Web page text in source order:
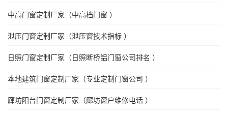
中高门窗定制厂家（中高档门窗 ）
泄压门窗定制厂家（泄压窗技术指标 ）
日照门窗定制厂家（日照断桥铝门窗公司排名 ）
本地建筑门窗定制厂家（专业定制门窗公司 ）
廊坊阳台门窗定制厂家（廊坊窗户维修电话 ）